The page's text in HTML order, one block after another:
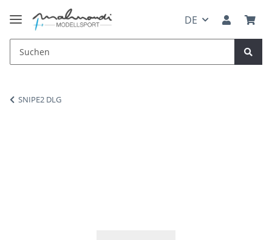
DE
SNIPE2 DLG